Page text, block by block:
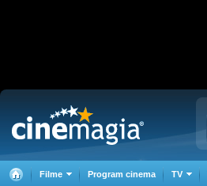
Filme Program cinema TV